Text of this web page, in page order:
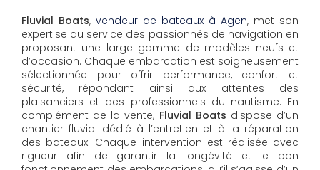
Fluvial Boats, vendeur de bateaux à Agen, met son
expertise au service des passionnés de navigation en
proposant une large gamme de modèles neufs et
d’occasion. Chaque embarcation est soigneusement
sélectionnée pour offrir performance, confort et
sécurité, répondant ainsi aux attentes des
plaisanciers et des professionnels du nautisme. En
complément de la vente, Fluvial Boats dispose d’un
chantier fluvial dédié à l’entretien et à la réparation
des bateaux. Chaque intervention est réalisée avec
rigueur afin de garantir la longévité et le bon